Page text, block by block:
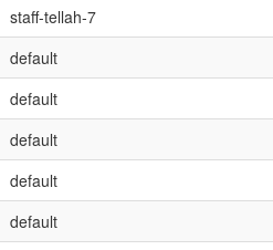
staff-tellah-7
default
default
default
default
default